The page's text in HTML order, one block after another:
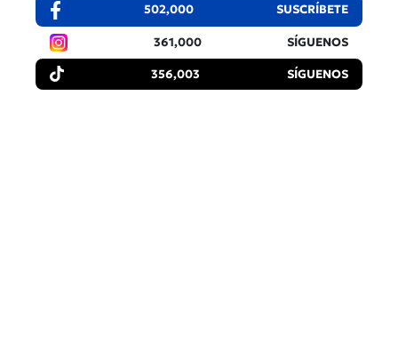
502,000 SUSCRÍBETE
361,000 SÍGUENOS
356,003 SÍGUENOS